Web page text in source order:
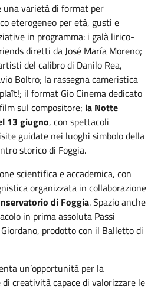
una varietà di format per
eterogeneo per età, gusti e
in programma: i galà lirico-
diretti da José María Moreno;
del calibro di Danilo Rea,
Boltro; la rassegna cameristica
il format Gio Cinema dedicato
sul compositore; la Notte
13 giugno, con spettacoli
guidate nei luoghi simbolo della
storico di Foggia.
scientifica e accademica, con
organizzata in collaborazione
di Foggia. Spazio anche
in prima assoluta Passi
prodotto con il Balletto di
un’opportunità per la
creatività capace di valorizzare le